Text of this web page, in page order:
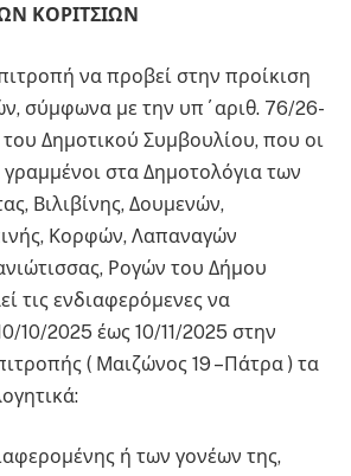
ΚΟΡΙΤΣΙΩΝ
να προβεί στην προίκιση
σύμφωνα με την υπ΄αριθ. 76/26-
Δημοτικού Συμβουλίου, που οι
γραμμένοι στα Δημοτολόγια των
Βιλιβίνης, Δουμενών,
Κορφών, Λαπαναγών
Ρογών του Δήμου
τις ενδιαφερόμενες να
10/2025 έως 10/11/2025 στην
( Μαιζώνος 19 –Πάτρα ) τα
ή των γονέων της,